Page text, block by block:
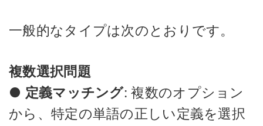
一般的なタイプは次のとおりです。
複数選択問題
● 定義マッチング: 複数のオプション
から、特定の単語の正しい定義を選択